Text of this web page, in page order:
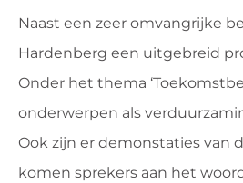
Naast een zeer omvangrijke
Hardenberg een uitgebreid
Onder het thema
onderwerpen als
Ook zijn er demonstaties van
komen sprekers aan het